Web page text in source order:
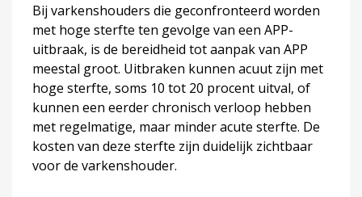
Bij varkenshouders die geconfronteerd worden
met hoge sterfte ten gevolge van een APP-
uitbraak, is de bereidheid tot aanpak van APP
meestal groot. Uitbraken kunnen acuut zijn met
hoge sterfte, soms 10 tot 20 procent uitval, of
kunnen een eerder chronisch verloop hebben
met regelmatige, maar minder acute sterfte. De
kosten van deze sterfte zijn duidelijk zichtbaar
voor de varkenshouder.